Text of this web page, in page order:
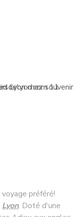
préféré!
Lyon. Doté d'une